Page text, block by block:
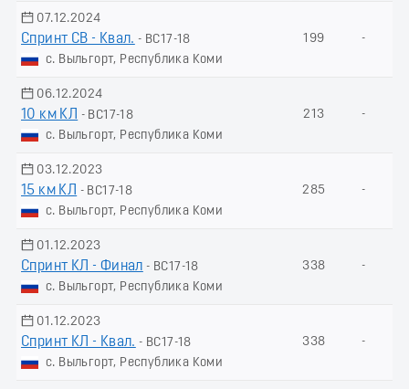
07.12.2024
Спринт СВ - Квал. - ВС17-18
с. Выльгорт, Республика Коми
199 -
06.12.2024
10 км КЛ
- ВС17-18
с. Выльгорт, Республика Коми
213 -
03.12.2023
15 км КЛ
- ВС17-18
с. Выльгорт, Республика Коми
285 -
01.12.2023
Спринт КЛ - Финал - ВС17-18
с. Выльгорт, Республика Коми
338 -
01.12.2023
Спринт КЛ - Квал. - ВС17-18
с. Выльгорт, Республика Коми
338 -